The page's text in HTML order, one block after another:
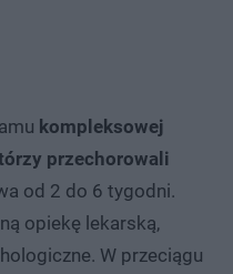
kompleksowej
przechorowali
od 2 do 6 tygodni.
opiekę lekarską,
W przeciągu